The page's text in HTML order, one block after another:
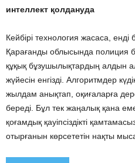
интеллект қолдануда
Кейбірі технология жасаса, енді
Қарағанды облысында полиция
құқық бұзушылықтардың алдын
жүйесін енгізді. Алгоритмдер
жылдам анықтап, оқиғаларға
береді. Бұл тек жаңалық қана
қоғамдық қауіпсіздікті
отырғанын көрсететін нақты